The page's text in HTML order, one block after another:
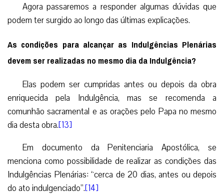
Agora passaremos a responder algumas dúvidas que
podem ter surgido ao longo das últimas explicações.
As condições para alcançar as Indulgências Plenárias
devem ser realizadas no mesmo dia da Indulgência?
Elas podem ser cumpridas antes ou depois da obra
enriquecida pela Indulgência, mas se recomenda a
comunhão sacramental e as orações pelo Papa no mesmo
dia desta obra.[13]
Em documento da Penitenciaria Apostólica, se
menciona como possibilidade de realizar as condições das
Indulgências Plenárias: “cerca de 20 dias, antes ou depois
do ato indulgenciado”.[14]